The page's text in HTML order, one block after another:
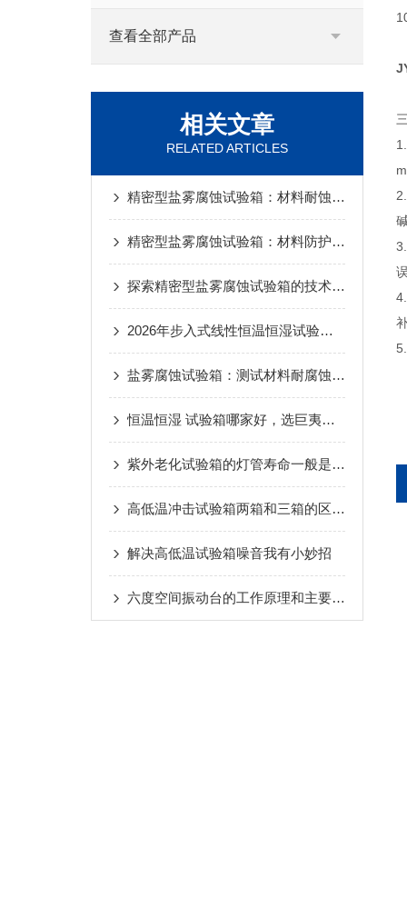
查看全部产品
相关文章
RELATED ARTICLES
精密型盐雾腐蚀试验箱：材料耐蚀性的“严酷考官“
精密型盐雾腐蚀试验箱：材料防护性能检测的得力助手
探索精密型盐雾腐蚀试验箱的技术创新
2026年步入式线性恒温恒湿试验箱供应商推荐：上海巨夷一站式服务解析
盐雾腐蚀试验箱：测试材料耐腐蚀性的标准设备
恒温恒湿 试验箱哪家好，选巨夷仪器不后悔
紫外老化试验箱的灯管寿命一般是多久？
高低温冲击试验箱两箱和三箱的区别在哪里？
解决高低温试验箱噪音我有小妙招
六度空间振动台的工作原理和主要功能